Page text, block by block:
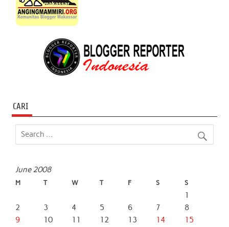
CARI
June 2008
M T W T F S S
1
2
3 4 5 6 7
8
9
10 11 12 13 14
15